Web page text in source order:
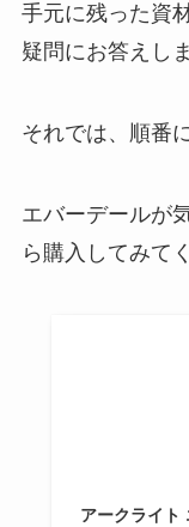
手元に残った資
疑問にお答えしま
それでは、順番
エバーデールが
ら購入してみて
アークライト